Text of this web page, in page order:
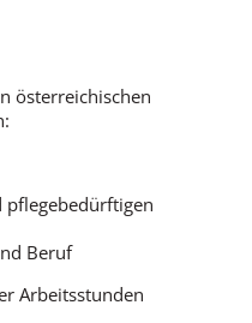
österreichischen
pflegebedürftigen
Beruf
Arbeitsstunden